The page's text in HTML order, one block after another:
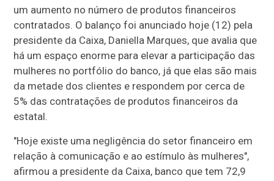
um aumento no número de produtos financeiros
contratados. O balanço foi anunciado hoje (12) pela
presidente da Caixa, Daniella Marques, que avalia que
há um espaço enorme para elevar a participação das
mulheres no portfólio do banco, já que elas são mais
da metade dos clientes e respondem por cerca de
5% das contratações de produtos financeiros da
estatal.
"Hoje existe uma negligência do setor financeiro em
relação à comunicação e ao estímulo às mulheres",
afirmou a presidente da Caixa, banco que tem 72,9